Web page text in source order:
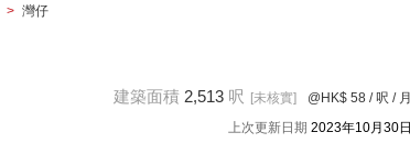
> 灣仔
建築面積 2,513 呎 [未核實] @HK$ 58 / 呎 / 月
上次更新日期 2023年10月30日